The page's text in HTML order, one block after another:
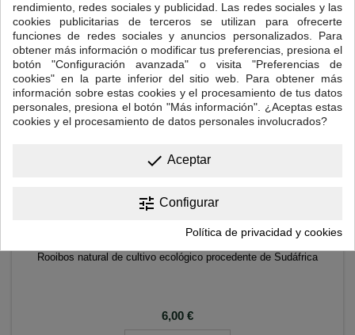
ROOIBOS ECOLÓGICO
Rooibos natural de cultivo ecológico procedente de Sudáfrica
Precio
6,00 €
rendimiento, redes sociales y publicidad. Las redes sociales y las
cookies publicitarias de terceros se utilizan para ofrecerte
funciones de redes sociales y anuncios personalizados. Para
obtener más información o modificar tus preferencias, presiona el
botón "Configuración avanzada" o visita "Preferencias de
cookies" en la parte inferior del sitio web. Para obtener más
información sobre estas cookies y el procesamiento de tus datos
personales, presiona el botón "Más información". ¿Aceptas estas
cookies y el procesamiento de datos personales involucrados?
done Aceptar
tune Configurar
Política de privacidad y cookies